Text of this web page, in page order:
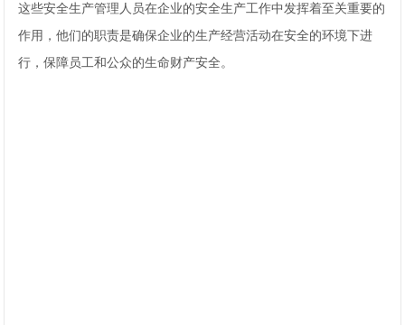
这些安全生产管理人员在企业的安全生产工作中发挥着至关重要的
作用，他们的职责是确保企业的生产经营活动在安全的环境下进
行，保障员工和公众的生命财产安全‌。